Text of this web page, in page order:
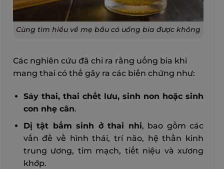
Cùng tìm hiểu về mẹ bầu có uống bia được không
Các nghiên cứu đã chỉ ra rằng uống bia khi
mang thai có thể gây ra các biến chứng như:
Sảy thai, thai chết lưu, sinh non hoặc sinh
con nhẹ cân.
Dị tật bẩm sinh ở thai nhi, bao gồm các
vấn đề về hình thái, trí não, hệ thần kinh
trung ương, tim mạch, tiết niệu và xương
khớp.